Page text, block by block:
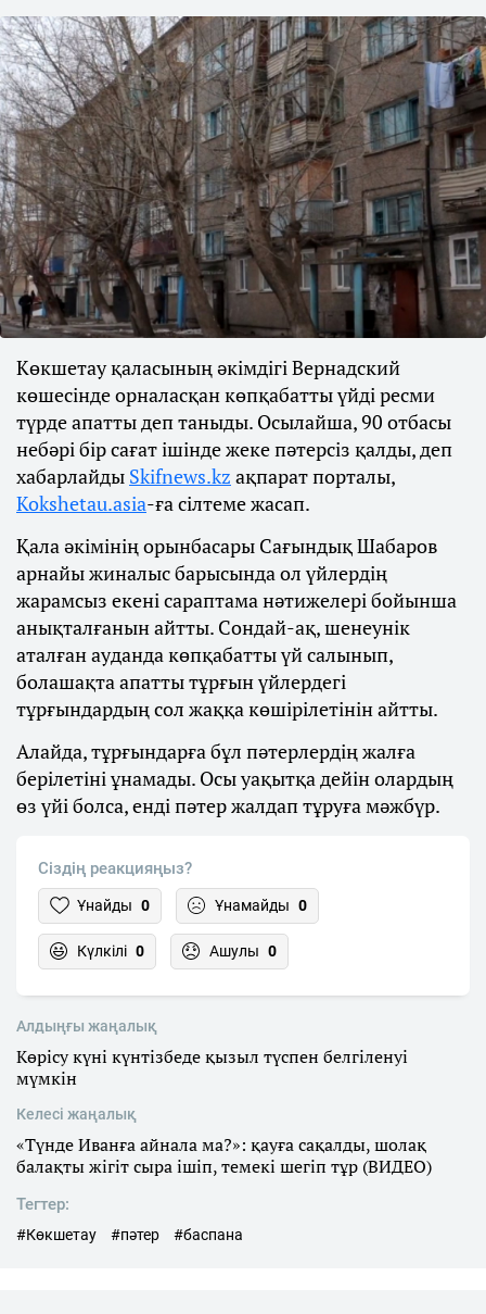
Көкшетау қаласының әкімдігі Вернадский
көшесінде орналасқан көпқабатты үйді ресми
түрде апатты деп таныды. Осылайша, 90 отбасы
небәрі бір сағат ішінде жеке пәтерсіз қалды, деп
хабарлайды Skifnews.kz ақпарат порталы,
Kokshetau.asia-ға сілтеме жасап.
Қала әкімінің орынбасары Сағындық Шабаров
арнайы жиналыс барысында ол үйлердің
жарамсыз екені сараптама нәтижелері бойынша
анықталғанын айтты. Сондай-ақ, шенеунік
аталған ауданда көпқабатты үй салынып,
болашақта апатты тұрғын үйлердегі
тұрғындардың сол жаққа көшірілетінін айтты.
Алайда, тұрғындарға бұл пәтерлердің жалға
берілетіні ұнамады. Осы уақытқа дейін олардың
өз үйі болса, енді пәтер жалдап тұруға мәжбүр.
Сіздің реакцияңыз?
Ұнайды 0 Ұнамайды 0
Күлкілі 0 Ашулы 0
Алдыңғы жаңалық
Көрісу күні күнтізбеде қызыл түспен белгіленуі
мүмкін
Келесі жаңалық
«Түнде Иванға айнала ма?»: қауға сақалды, шолақ
балақты жігіт сыра ішіп, темекі шегіп тұр (ВИДЕО)
Тегтер:
#Көкшетау #пәтер #баспана